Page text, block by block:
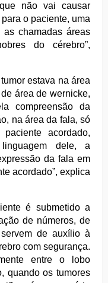
não vai causar
o paciente, uma
chamadas áreas
do cérebro”,
estava na área
área de wernicke,
compreensão da
na área da fala, só
acordado,
dele, a
da fala em
acordado”, explica
é submetido a
de números, de
de auxílio à
com segurança.
entre o lobo
quando os tumores